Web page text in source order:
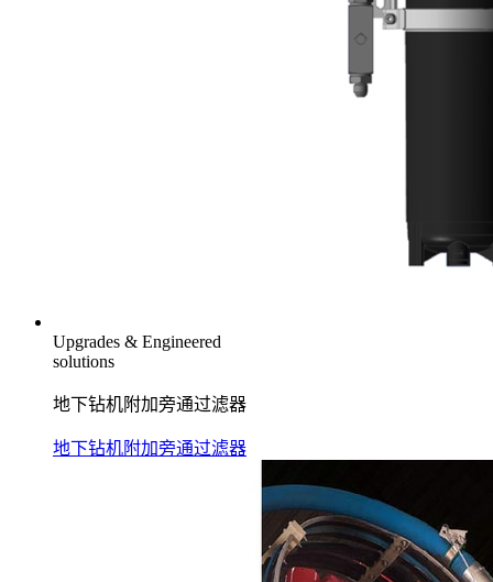
Upgrades & Engineered
solutions
地下钻机附加旁通过滤器
地下钻机附加旁通过滤器